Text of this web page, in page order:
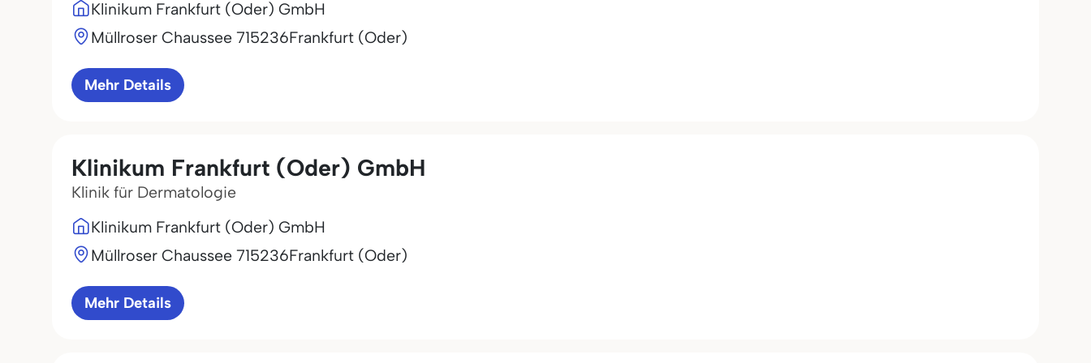
Klinikum Frankfurt (Oder) GmbH
Müllroser Chaussee 715236Frankfurt (Oder)
Mehr Details
Klinikum Frankfurt (Oder) GmbH
Klinik für Dermatologie
Klinikum Frankfurt (Oder) GmbH
Müllroser Chaussee 715236Frankfurt (Oder)
Mehr Details